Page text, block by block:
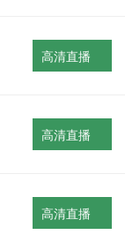
高清直播
高清直播
高清直播